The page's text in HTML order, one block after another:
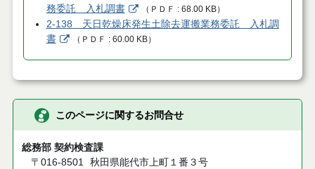
務委託 入札調書
（ ＰＤＦ 68.00 KB）
2-138 天日乾燥床発生土除去運搬業務委託 入札調
書
（ ＰＤＦ 60.00 KB）
このページに関するお問合せ
総務部 契約検査課
〒016-8501 秋田県能代市上町１番３号